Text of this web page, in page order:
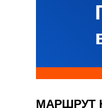
МАРШРУТ